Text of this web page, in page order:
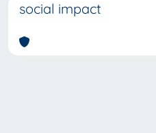
social impact